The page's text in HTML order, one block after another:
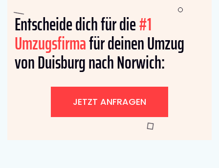
Entscheide dich für die#1
Umzugsfirmafür deinen Umzug
von Duisburg nach Norwich:
JETZT ANFRAGEN